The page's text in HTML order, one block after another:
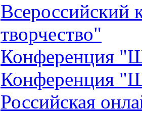
Всероссийский
творчество"
Конференция
Конференция
Российская